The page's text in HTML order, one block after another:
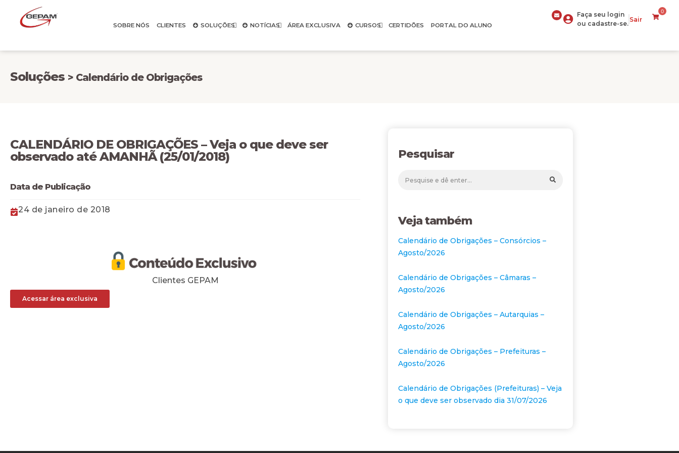
SOBRE NÓS CLIENTES SOLUÇÕES NOTÍCIAS ÁREA EXCLUSIVA CURSOS CERTIDÕES PORTAL DO ALUNO
Faça seu login
ou cadastre-se.
Sair
0
Soluções > Calendário de Obrigações
CALENDÁRIO DE OBRIGAÇÕES – Veja o que deve ser
observado até AMANHÃ (25/01/2018)
Data de Publicação
24 de janeiro de 2018
Clientes GEPAM
Acessar área exclusiva
Pesquisar
Veja também
Calendário de Obrigações – Consórcios –
Agosto/2026
Calendário de Obrigações – Câmaras –
Agosto/2026
Calendário de Obrigações – Autarquias –
Agosto/2026
Calendário de Obrigações – Prefeituras –
Agosto/2026
Calendário de Obrigações (Prefeituras) – Veja
o que deve ser observado dia 31/07/2026